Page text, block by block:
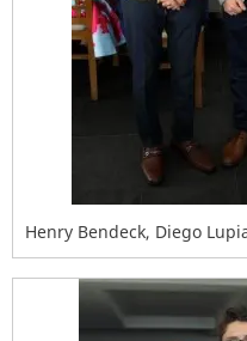
Henry Bendeck, Diego